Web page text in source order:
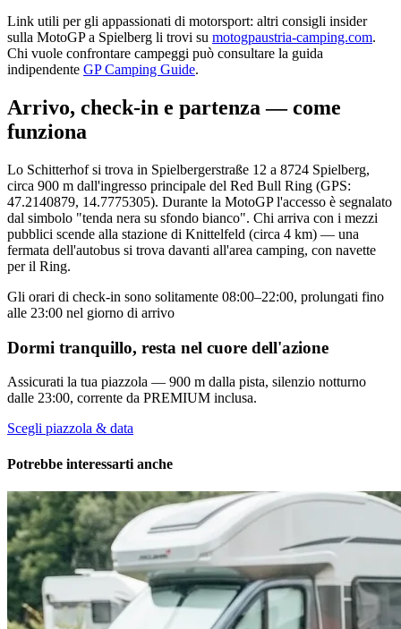
Link utili per gli appassionati di motorsport: altri consigli insider
sulla MotoGP a Spielberg li trovi su motogpaustria-camping.com.
Chi vuole confrontare campeggi può consultare la guida
indipendente GP Camping Guide.
Arrivo, check-in e partenza — come
funziona
Lo Schitterhof si trova in Spielbergerstraße 12 a 8724 Spielberg,
circa 900 m dall'ingresso principale del Red Bull Ring (GPS:
47.2140879, 14.7775305). Durante la MotoGP l'accesso è segnalato
dal simbolo "tenda nera su sfondo bianco". Chi arriva con i mezzi
pubblici scende alla stazione di Knittelfeld (circa 4 km) — una
fermata dell'autobus si trova davanti all'area camping, con navette
per il Ring.
Gli orari di check-in sono solitamente 08:00–22:00, prolungati fino
alle 23:00 nel giorno di arrivo
Dormi tranquillo, resta nel cuore dell'azione
Assicurati la tua piazzola — 900 m dalla pista, silenzio notturno
dalle 23:00, corrente da PREMIUM inclusa.
Scegli piazzola & data
Potrebbe interessarti anche